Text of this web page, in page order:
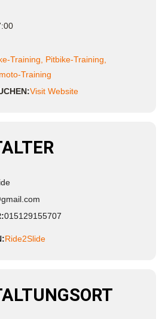
Training Pitbike-Training
Training
Visit Website
015129155707
Ride2Slide